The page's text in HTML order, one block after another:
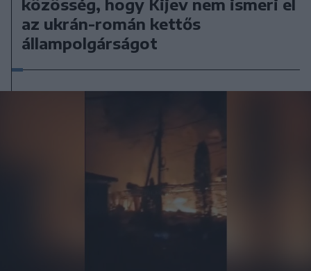
közösség, hogy Kijev nem ismeri el
az ukrán-román kettős
állampolgárságot